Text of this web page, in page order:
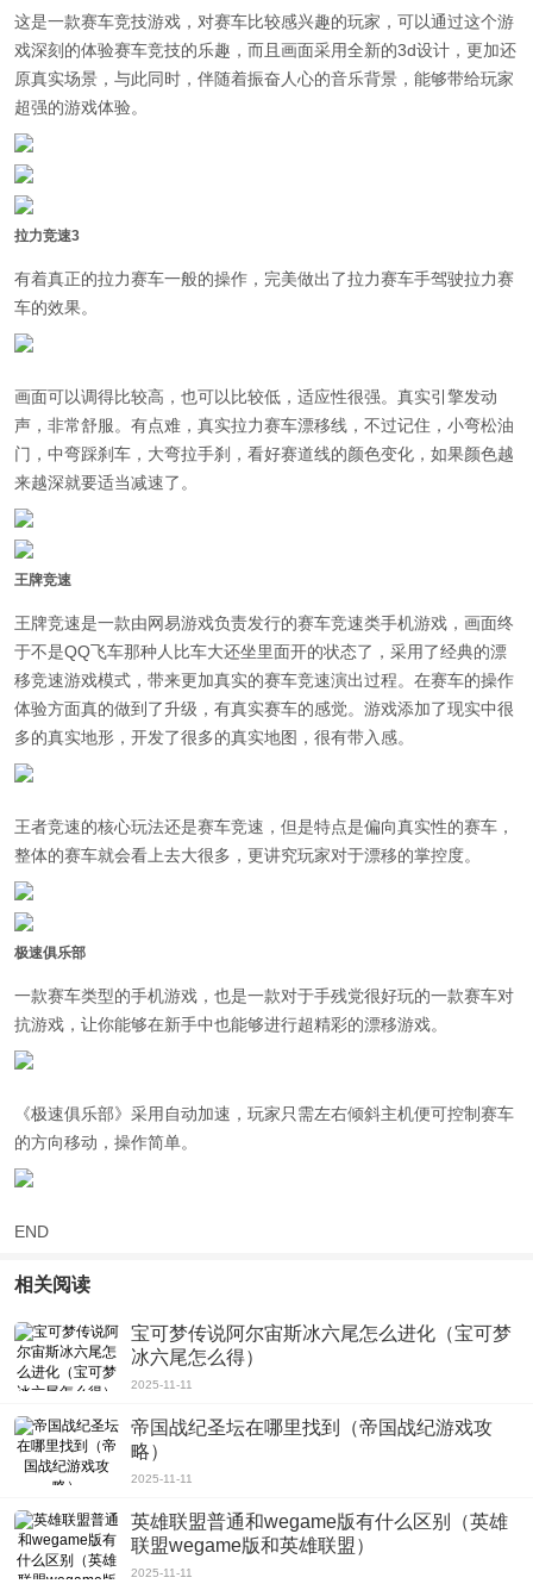
这是一款赛车竞技游戏，对赛车比较感兴趣的玩家，可以通过这个游
戏深刻的体验赛车竞技的乐趣，而且画面采用全新的3d设计，更加还
原真实场景，与此同时，伴随着振奋人心的音乐背景，能够带给玩家
超强的游戏体验。
拉力竞速3
有着真正的拉力赛车一般的操作，完美做出了拉力赛车手驾驶拉力赛
车的效果。
画面可以调得比较高，也可以比较低，适应性很强。真实引擎发动
声，非常舒服。有点难，真实拉力赛车漂移线，不过记住，小弯松油
门，中弯踩刹车，大弯拉手刹，看好赛道线的颜色变化，如果颜色越
来越深就要适当减速了。
王牌竞速
王牌竞速是一款由网易游戏负责发行的赛车竞速类手机游戏，画面终
于不是QQ飞车那种人比车大还坐里面开的状态了，采用了经典的漂
移竞速游戏模式，带来更加真实的赛车竞速演出过程。在赛车的操作
体验方面真的做到了升级，有真实赛车的感觉。游戏添加了现实中很
多的真实地形，开发了很多的真实地图，很有带入感。
王者竞速的核心玩法还是赛车竞速，但是特点是偏向真实性的赛车，
整体的赛车就会看上去大很多，更讲究玩家对于漂移的掌控度。
极速俱乐部
一款赛车类型的手机游戏，也是一款对于手残党很好玩的一款赛车对
抗游戏，让你能够在新手中也能够进行超精彩的漂移游戏。
《极速俱乐部》采用自动加速，玩家只需左右倾斜主机便可控制赛车
的方向移动，操作简单。
END
相关阅读
宝可梦传说阿尔宙斯冰六尾怎么进化（宝可梦
冰六尾怎么得）
2025-11-11
帝国战纪圣坛在哪里找到（帝国战纪游戏攻
略）
2025-11-11
英雄联盟普通和wegame版有什么区别（英雄
联盟wegame版和英雄联盟）
2025-11-11